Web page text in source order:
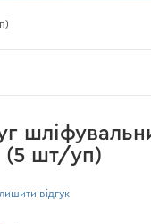
шт/уп)
відгук